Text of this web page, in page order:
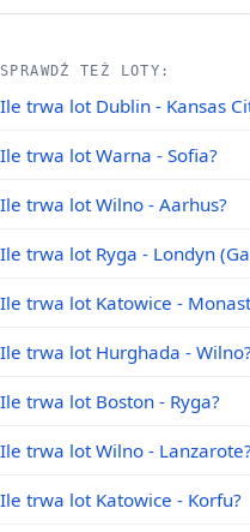
SPRAWDŹ TEŻ LOTY:
Ile trwa lot Dublin - Kansas
Ile trwa lot Warna - Sofia?
Ile trwa lot Wilno - Aarhus?
Ile trwa lot Ryga - Londyn
Ile trwa lot Katowice -
Ile trwa lot Hurghada -
Ile trwa lot Boston - Ryga?
Ile trwa lot Wilno -
Ile trwa lot Katowice - Korfu?